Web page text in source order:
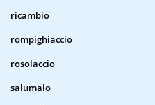
ricambio
rompighiaccio
rosolaccio
salumaio